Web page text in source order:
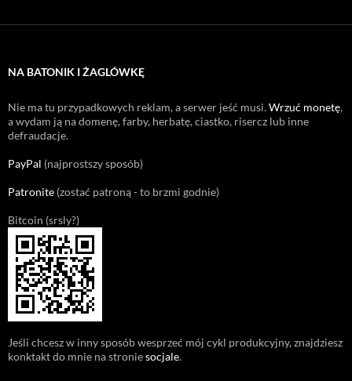
NA BATONIK I ŻAGLÓWKĘ
Nie ma tu przypadkowych reklam, a serwer jeść musi.Wrzuć monetę,
a wydam ją na domenę, farby, herbatę, ciastko, risercz lub inne
defraudacje.
PayPal (najprostszy sposób)
Patronite (zostać patroną - to brzmi godnie)
Bitcoin (srsly?)
Jeśli chcesz w inny sposób wesprzeć mój cykl produkcyjny, znajdziesz
konktakt do mnie na stroniesocjale.